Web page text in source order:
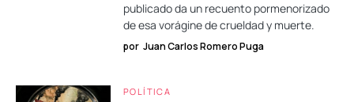
publicado da un recuento pormenorizado
de esa vorágine de crueldad y muerte.
por Juan Carlos Romero Puga
POLÍTICA